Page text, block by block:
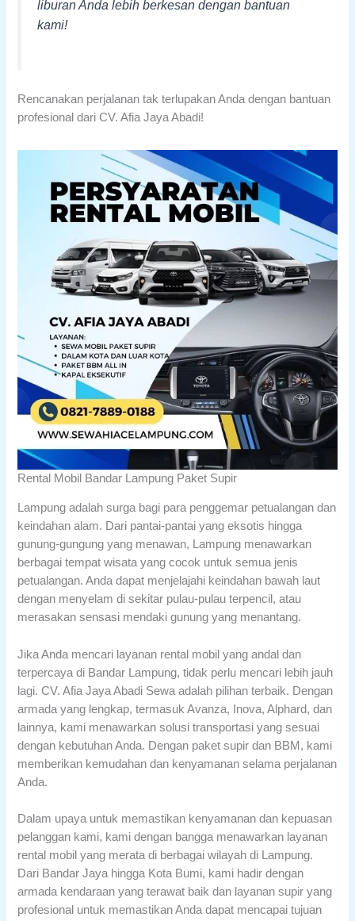
liburan Anda lebih berkesan dengan bantuan
kami!
Rencanakan perjalanan tak terlupakan Anda dengan bantuan
profesional dari CV. Afia Jaya Abadi!
Rental Mobil Bandar Lampung Paket Supir
Lampung adalah surga bagi para penggemar petualangan dan
keindahan alam. Dari pantai-pantai yang eksotis hingga
gunung-gungung yang menawan, Lampung menawarkan
berbagai tempat wisata yang cocok untuk semua jenis
petualangan. Anda dapat menjelajahi keindahan bawah laut
dengan menyelam di sekitar pulau-pulau terpencil, atau
merasakan sensasi mendaki gunung yang menantang.
Jika Anda mencari layanan rental mobil yang andal dan
terpercaya di Bandar Lampung, tidak perlu mencari lebih jauh
lagi. CV. Afia Jaya Abadi Sewa adalah pilihan terbaik. Dengan
armada yang lengkap, termasuk Avanza, Inova, Alphard, dan
lainnya, kami menawarkan solusi transportasi yang sesuai
dengan kebutuhan Anda. Dengan paket supir dan BBM, kami
memberikan kemudahan dan kenyamanan selama perjalanan
Anda.
Dalam upaya untuk memastikan kenyamanan dan kepuasan
pelanggan kami, kami dengan bangga menawarkan layanan
rental mobil yang merata di berbagai wilayah di Lampung.
Dari Bandar Jaya hingga Kota Bumi, kami hadir dengan
armada kendaraan yang terawat baik dan layanan supir yang
profesional untuk memastikan Anda dapat mencapai tujuan